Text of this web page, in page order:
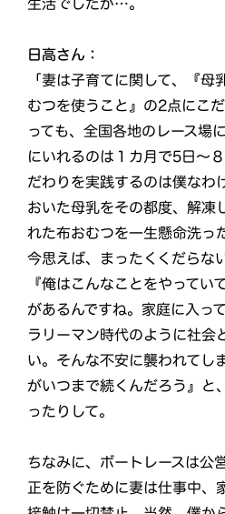
生活でしたが…。
日高さん：
「妻は子育てに関して、『母
むつを使うこと』の2点にこ
っても、全国各地のレース場
にいれるのは１カ月で5日〜
だわりを実践するのは僕なわ
おいた母乳をその都度、解凍
れた布おむつを一生懸命洗っ
今思えば、まったくくだらな
『俺はこんなことをやってい
があるんですね。家庭に入っ
ラリーマン時代のように社会
い。そんな不安に襲われてし
がいつまで続くんだろう』と
ったりして。
ちなみに、ボートレースは公
正を防ぐために妻は仕事中、